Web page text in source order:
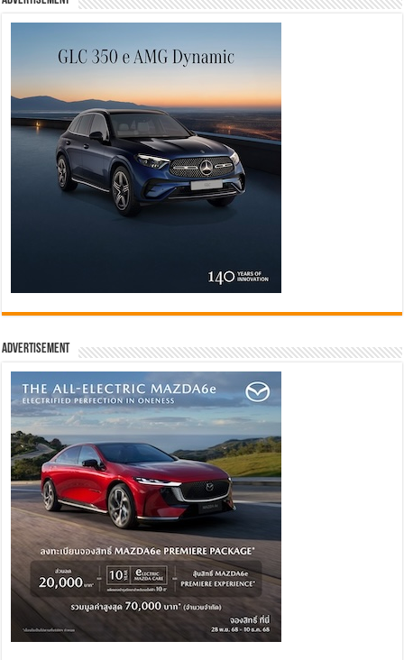
Advertisement